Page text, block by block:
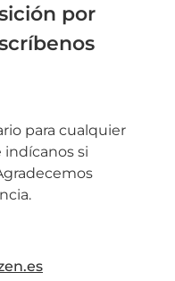
por
para cualquier
si